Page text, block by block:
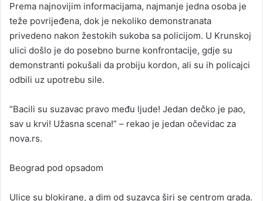
Prema najnovijim informacijama, najmanje jedna osoba je
teže povrijeđena, dok je nekoliko demonstranata
privedeno nakon žestokih sukoba sa policijom. U Krunskoj
ulici došlo je do posebno burne konfrontacije, gdje su
demonstranti pokušali da probiju kordon, ali su ih policajci
odbili uz upotrebu sile.
“Bacili su suzavac pravo među ljude! Jedan dečko je pao,
sav u krvi! Užasna scena!” – rekao je jedan očevidac za
nova.rs.
Beograd pod opsadom
Ulice su blokirane, a dim od suzavca širi se centrom grada.